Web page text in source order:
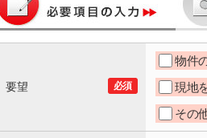
必須
要望
物件
現地
その